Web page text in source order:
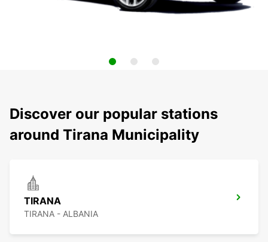
Discover our popular stations
around Tirana Municipality
TIRANA
TIRANA - ALBANIA